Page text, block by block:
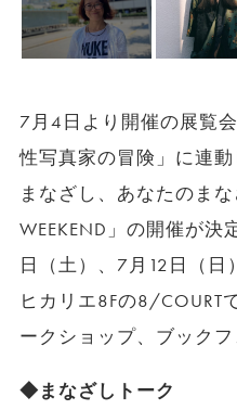
7月4日より開催の展覧
性写真家の冒険」に連
まなざし、あなたのまな
WEEKEND」の開催が決
日（土）、7月12日（日
ヒカリエ8Fの8/COURT
ークショップ、ブックフ
◆まなざしトーク